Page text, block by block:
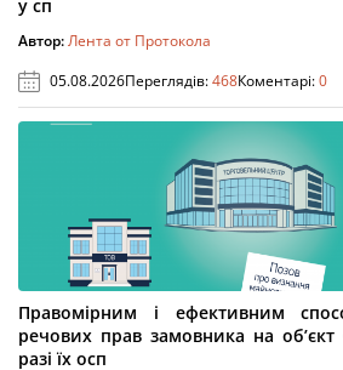
у сп
Автор:Лента от Протокола
05.08.2026Переглядів:468Коментарі:0
Правомірним і ефективним
речових прав замовника на об’єкт
разі їх осп